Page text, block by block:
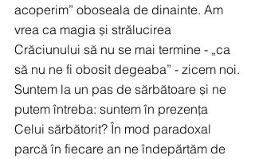
acoperim” oboseala de dinainte. Am
vrea ca magia și strălucirea
Crăciunului să nu se mai termine - „ca
să nu ne fi obosit degeaba” - zicem noi.
Suntem la un pas de sărbătoare și ne
putem întreba: suntem în prezența
Celui sărbătorit? În mod paradoxal
parcă în fiecare an ne îndepărtăm de